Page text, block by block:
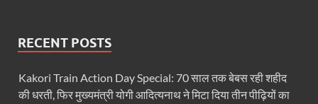
BJP Working President Nitin Nabin: कौन है नितिन
RECENT POSTS
Kakori Train Action Day Special: 70 साल तक बेबस रही शहीद
की धरती, फिर मुख्यमंत्री योगी आदित्यनाथ ने मिटा दिया तीन पीढ़ियों का